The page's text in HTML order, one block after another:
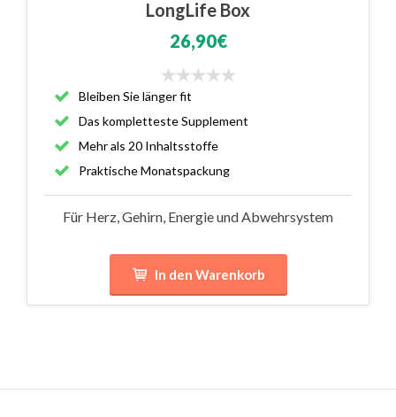
LongLife Box
26,90€
Bleiben Sie länger fit
Das kompletteste Supplement
Mehr als 20 Inhaltsstoffe
Praktische Monatspackung
Für Herz, Gehirn, Energie und Abwehrsystem
In den Warenkorb